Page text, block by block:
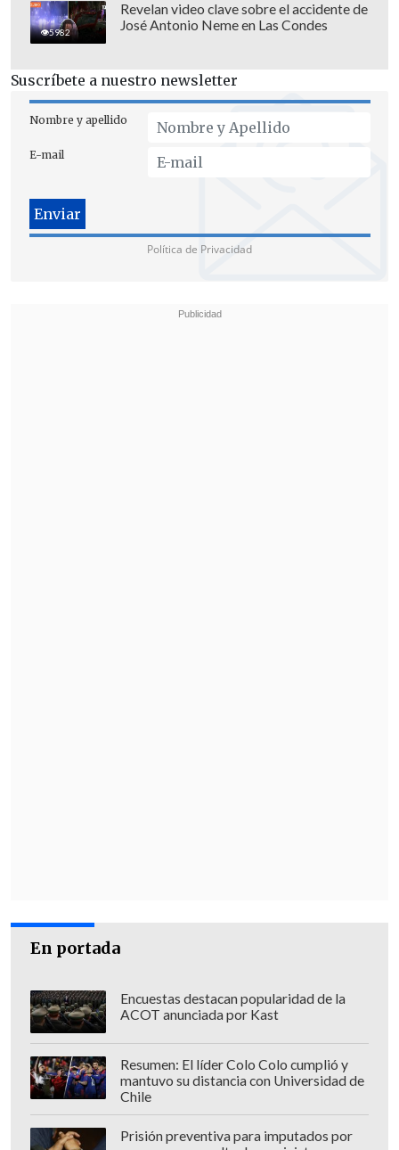
5982
Revelan video clave sobre el accidente de
José Antonio Neme en Las Condes
Suscríbete a nuestro newsletter
Nombre y apellido
E-mail
Política de Privacidad
En portada
Encuestas destacan popularidad de la
ACOT anunciada por Kast
Resumen: El líder Colo Colo cumplió y
mantuvo su distancia con Universidad de
Chile
Prisión preventiva para imputados por